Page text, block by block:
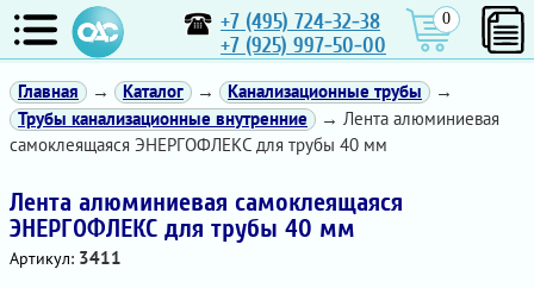
+7 (495) 724-32-38
+7 (925) 997-50-00
0
Главная → Каталог → Канализационные трубы
→
Трубы канализационные внутренние
→ Лента алюминиевая
самоклеящаяся ЭНЕРГОФЛЕКС для трубы 40 мм
Лента алюминиевая самоклеящаяся
ЭНЕРГОФЛЕКС для трубы 40 мм
Артикул: 3411